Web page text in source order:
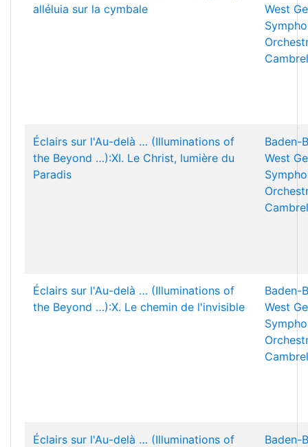
alléluia sur la cymbale
West
Éclairs sur l'Au-delà … (Illuminations of
the Beyond …):XI. Le Christ, lumière du
Paradis
Baden-
West
Éclairs sur l'Au-delà … (Illuminations of
the Beyond …):X. Le chemin de l'invisible
Baden-
West
Éclairs sur l'Au-delà … (Illuminations of
Baden-